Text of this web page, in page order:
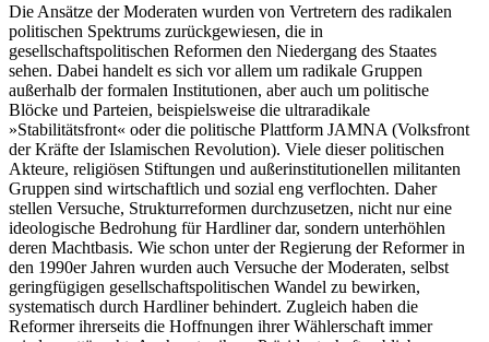
Die Ansätze der Moderaten wurden von Vertretern des radikalen
politischen Spektrums zurückgewiesen, die in
gesellschaftspolitischen Reformen den Nieder­gang des Staates
sehen. Dabei handelt es sich vor allem um radikale Gruppen
außerhalb der formalen Institutionen, aber auch um politische
Blöcke und Parteien, beispielsweise die ultraradikale
»Stabilitätsfront« oder die politische Plattform JAMNA (Volksfront
der Kräfte der Islamischen Revolution). Viele dieser politischen
Akteure, religiösen Stiftungen und außerinstitutionellen militanten
Gruppen sind wirt­schaftlich und sozial eng verflochten. Daher
stellen Versuche, Strukturreformen durchzusetzen, nicht nur eine
ideologische Bedrohung für Hardliner dar, sondern unterhöhlen
deren Machtbasis. Wie schon unter der Regierung der Reformer in
den 1990er Jahren wurden auch Versuche der Moderaten, selbst
geringfügigen gesellschaftspolitischen Wandel zu bewirken,
systematisch durch Hardliner behindert. Zugleich haben die
Reformer ihrerseits die Hoffnungen ihrer Wählerschaft immer